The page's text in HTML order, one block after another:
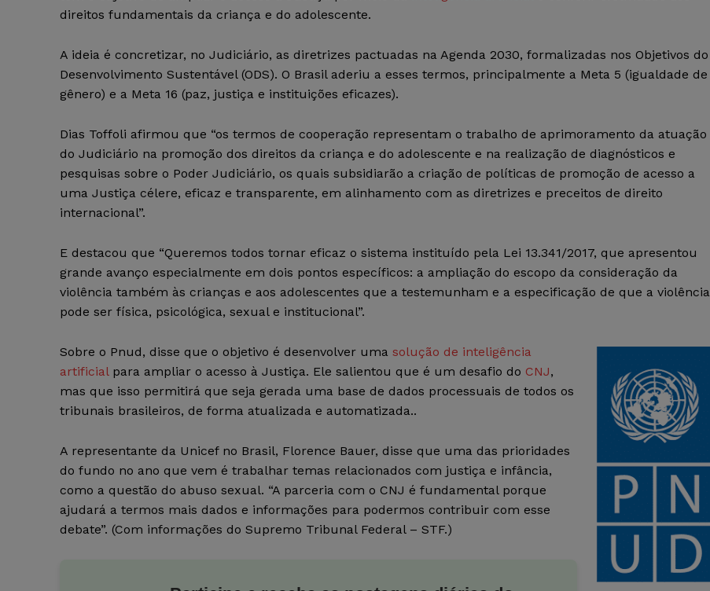
direitos fundamentais da criança e do adolescente.
A ideia é concretizar, no Judiciário, as diretrizes pactuadas na Agenda 2030, formalizadas nos Objetivos do
Desenvolvimento Sustentável (ODS). O Brasil aderiu a esses termos, principalmente a Meta 5 (igualdade de
gênero) e a Meta 16 (paz, justiça e instituições eficazes).
Dias Toffoli afirmou que “os termos de cooperação representam o trabalho de aprimoramento da atuação
do Judiciário na promoção dos direitos da criança e do adolescente e na realização de diagnósticos e
pesquisas sobre o Poder Judiciário, os quais subsidiarão a criação de políticas de promoção de acesso a
uma Justiça célere, eficaz e transparente, em alinhamento com as diretrizes e preceitos de direito
internacional”.
E destacou que “Queremos todos tornar eficaz o sistema instituído pela Lei 13.341/2017, que apresentou
grande avanço especialmente em dois pontos específicos: a ampliação do escopo da consideração da
violência também às crianças e aos adolescentes que a testemunham e a especificação de que a violência
pode ser física, psicológica, sexual e institucional”.
Sobre o Pnud, disse que o objetivo é desenvolver uma solução de inteligência
artificialpara ampliar o acesso à Justiça. Ele salientou que é um desafio do CNJ,
mas que isso permitirá que seja gerada uma base de dados processuais de todos os
tribunais brasileiros, de forma atualizada e automatizada..
A representante da Unicef no Brasil, Florence Bauer, disse que uma das prioridades
do fundo no ano que vem é trabalhar temas relacionados com justiça e infância,
como a questão do abuso sexual. “A parceria com o CNJ é fundamental porque
ajudará a termos mais dados e informações para podermos contribuir com esse
debate”. (Com informações do Supremo Tribunal Federal – STF.)